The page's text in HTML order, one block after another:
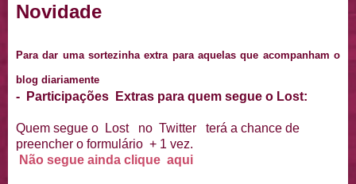
Novidade
Para dar uma sortezinha extra para aquelas que acompanham o
blog diariamente
- Participações Extras para quem segue o Lost:
Quem segue o Lost no Twitter terá a chance de
preencher o formulário + 1 vez.
Não segue ainda clique aqui